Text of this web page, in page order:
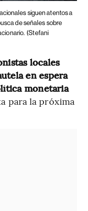
siguen atentos a
de señales sobre
(Stefani
locales
en espera
monetaria
para la próxima